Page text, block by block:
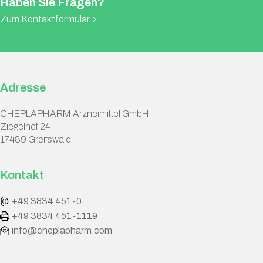
Zum Kontaktformular chevron_right
Adresse
CHEPLAPHARM Arzneimittel GmbH
Ziegelhof 24
17489 Greifswald
Kontakt
+49 3834 451-0
+49 3834 451-1119
info@cheplapharm.com